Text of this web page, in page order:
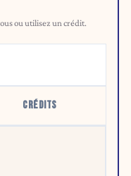
ou utilisez un crédit.
CRÉDITS